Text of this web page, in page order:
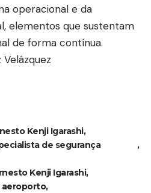
operacional e da
elementos que sustentam
de forma contínua.
Kenji Igarashi
de segurança
Kenji Igarashi
aeroporto